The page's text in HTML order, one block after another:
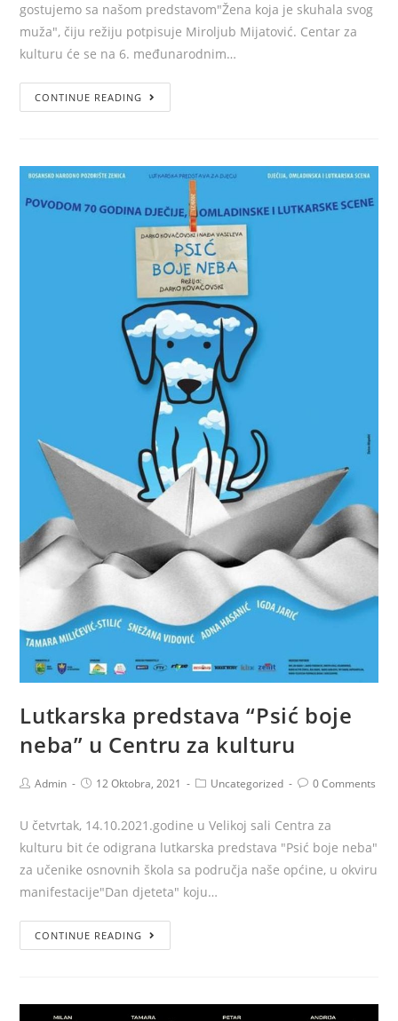
gostujemo sa našom predstavom"Žena koja je skuhala svog
muža", čiju režiju potpisuje Miroljub Mijatović. Centar za
kulturu će se na 6. međunarodnim…
CONTINUE READING
Lutkarska predstava “Psić boje
neba” u Centru za kulturu
Admin 12 Oktobra, 2021 Uncategorized 0 Comments
U četvrtak, 14.10.2021.godine u Velikoj sali Centra za
kulturu bit će odigrana lutkarska predstava "Psić boje neba"
za učenike osnovnih škola sa područja naše općine, u okviru
manifestacije"Dan djeteta" koju…
CONTINUE READING